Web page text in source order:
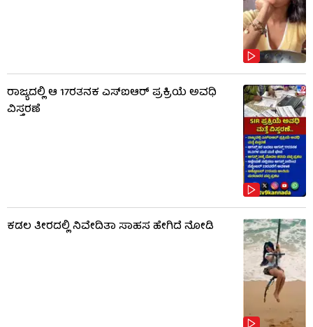
ರಾಜ್ಯದಲ್ಲಿ ಆ 17ರತನಕ ಎಸ್‌ಐಆರ್ ಪ್ರಕ್ರಿಯೆ ಅವಧಿ
ವಿಸ್ತರಣೆ
ಕಡಲ ತೀರದಲ್ಲಿ ನಿವೇದಿತಾ ಸಾಹಸ ಹೇಗಿದೆ ನೋಡಿ